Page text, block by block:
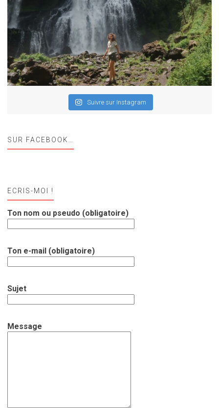
Suivre sur Instagram
SUR FACEBOOK…
ECRIS-MOI !
Ton nom ou pseudo (obligatoire)
Ton e-mail (obligatoire)
Sujet
Message